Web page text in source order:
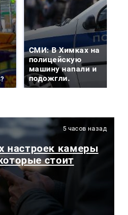
СМИ: В Химках на
полицейскую
машину напали и
подожгли.
5 часов назад
настроек камеры
стоит